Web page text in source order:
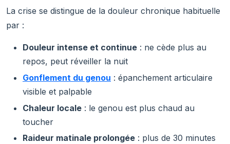
La crise se distingue de la douleur chronique habituelle
par :
Douleur intense et continue : ne cède plus au
repos, peut réveiller la nuit
Gonflement du genou : épanchement articulaire
visible et palpable
Chaleur locale : le genou est plus chaud au
toucher
Raideur matinale prolongée : plus de 30 minutes